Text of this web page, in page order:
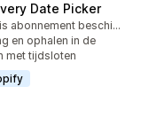
Date Picker
totaal
Gratis abonnement beschikbaar
en ophalen in de
met tijdsloten